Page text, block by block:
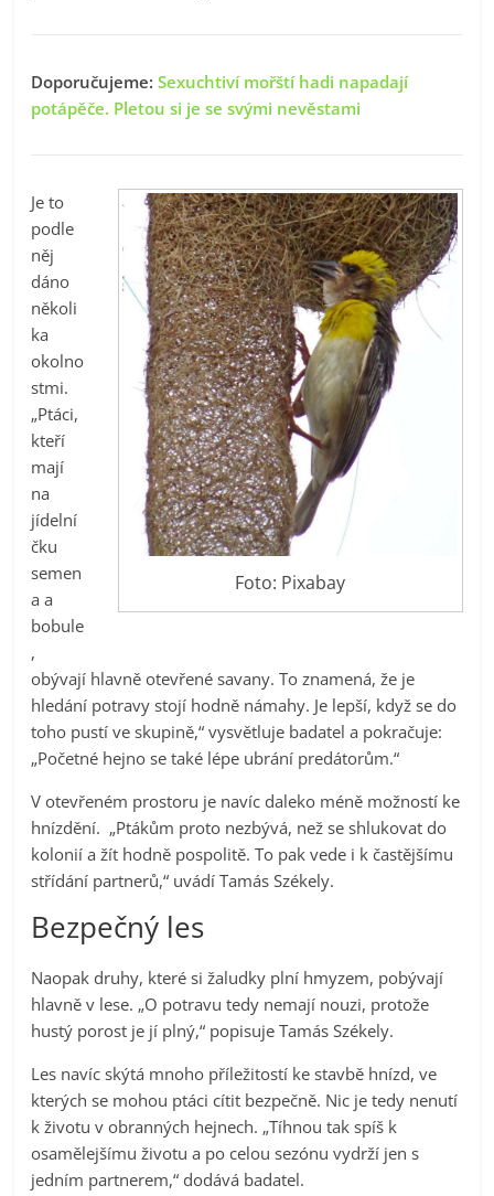
Doporučujeme:Sexuchtiví mořští hadi napadají
potápěče. Pletou si je se svými nevěstami
Foto: Pixabay
Je to
podle
něj
dáno
několi
ka
okolno
stmi.
„Ptáci,
kteří
mají
na
jídelní
čku
semen
a a
bobule
,
obývají hlavně otevřené savany. To znamená, že je
hledání potravy stojí hodně námahy. Je lepší, když se do
toho pustí ve skupině,“ vysvětluje badatel a pokračuje:
„Početné hejno se také lépe ubrání predátorům.“
V otevřeném prostoru je navíc daleko méně možností ke
hnízdění. „Ptákům proto nezbývá, než se shlukovat do
kolonií a žít hodně pospolitě. To pak vede i k častějšímu
střídání partnerů,“ uvádí Tamás Székely.
Bezpečný les
Naopak druhy, které si žaludky plní hmyzem, pobývají
hlavně v lese. „O potravu tedy nemají nouzi, protože
hustý porost je jí plný,“ popisuje Tamás Székely.
Les navíc skýtá mnoho příležitostí ke stavbě hnízd, ve
kterých se mohou ptáci cítit bezpečně. Nic je tedy nenutí
k životu v obranných hejnech. „Tíhnou tak spíš k
osamělejšímu životu a po celou sezónu vydrží jen s
jedním partnerem,“ dodává badatel.